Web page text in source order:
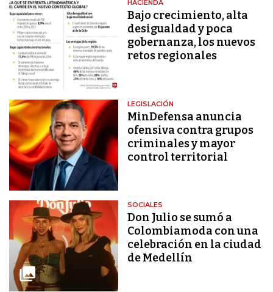
HACIENDA
Bajo crecimiento, alta
desigualdad y poca
gobernanza, los nuevos
retos regionales
LEGISLACIÓN
MinDefensa anuncia
ofensiva contra grupos
criminales y mayor
control territorial
SOCIALES
Don Julio se sumó a
Colombiamoda con una
celebración en la ciudad
de Medellín